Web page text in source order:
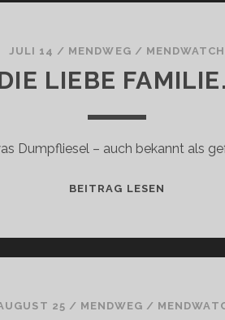
JULI 14 / MENDWEG / MENDWATCH
LIEBE
Dumpfliesel – auch bekannt als
BEITRAG LESEN
25 / MENDWEG /